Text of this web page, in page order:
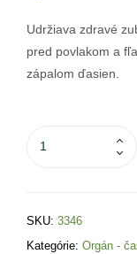
Udržiava zdravé
pred povlakom a
zápalom ďasien.
SKU: 3346
Kategórie: Orgán -